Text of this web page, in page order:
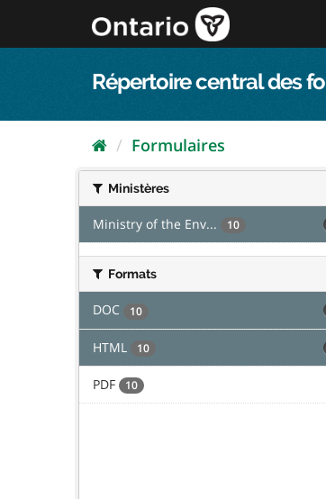
au
Répertoire central des
Formulaires
Ministères
Ministry of the Env... 10
Formats
DOC 10
HTML 10
PDF 10